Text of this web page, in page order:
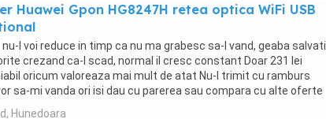
Huawei Gpon HG8247H retea optica WiFi USB
nu-l voi reduce in timp ca nu ma grabesc sa-l vand, geaba salvati
crezand ca-l scad, normal il cresc constant Doar 231 lei
oricum valoreaza mai mult de atat Nu-l trimit cu ramburs
sa-mi vanda ori isi dau cu parerea sau compara cu alte oferte
blochez Rog ...
Hunedoara